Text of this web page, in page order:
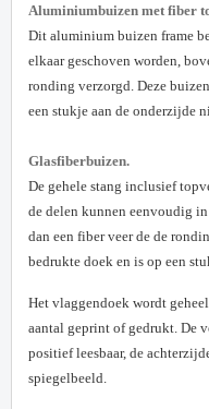
Aluminiumbuizen met fiber
Dit aluminium buizen frame
elkaar geschoven worden,
ronding verzorgd. Deze
een stukje aan de onderzijde
Glasfiberbuizen.
De gehele stang inclusief
de delen kunnen eenvoudig
dan een fiber veer de de
bedrukte doek en is op een
Het vlaggendoek wordt
aantal geprint of gedrukt. De
positief leesbaar, de
spiegelbeeld.